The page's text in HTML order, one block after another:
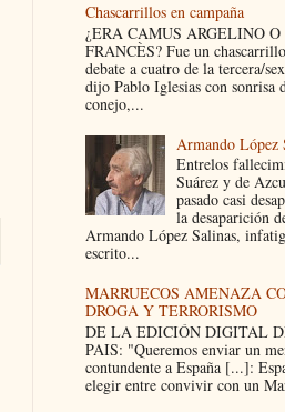
Chascarrillos en campaña
¿ERA CAMUS ARGELINO O
FRANCÈS? Fue un
debate a cuatro de la tercera/
dijo Pablo Iglesias con sonrisa
conejo,...
Armando López
Entrelos
Suárez y de
pasado casi
la desaparición
Armando López Salinas,
escrito...
MARRUECOS AMENAZA
DROGA Y TERRORISMO
DE LA EDICIÓN DIGITAL
PAIS: "Queremos enviar un
contundente a España [...]:
elegir entre convivir con un